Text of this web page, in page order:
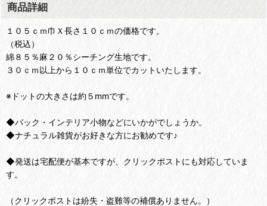
商品詳細
１０５ｃｍ巾Ｘ長さ１０ｃｍの価格です。
（税込）
綿８５％麻２０％シーチング生地です。
３０ｃｍ以上から１０ｃｍ単位でカットいたします。
※ドットの大きさは約５mmです。
◆バック・インテリア小物などにいかがでしょうか。
◆ナチュラル雑貨がお好きな方にお勧めです♪
◆発送は宅配便が基本ですが、クリックポストにも対応していま
す。
（クリックポストは紛失・盗難等の補償ありません。）